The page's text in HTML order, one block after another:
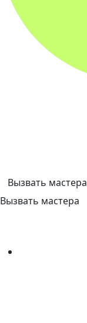
Вызвать мастера
Вызвать мастера